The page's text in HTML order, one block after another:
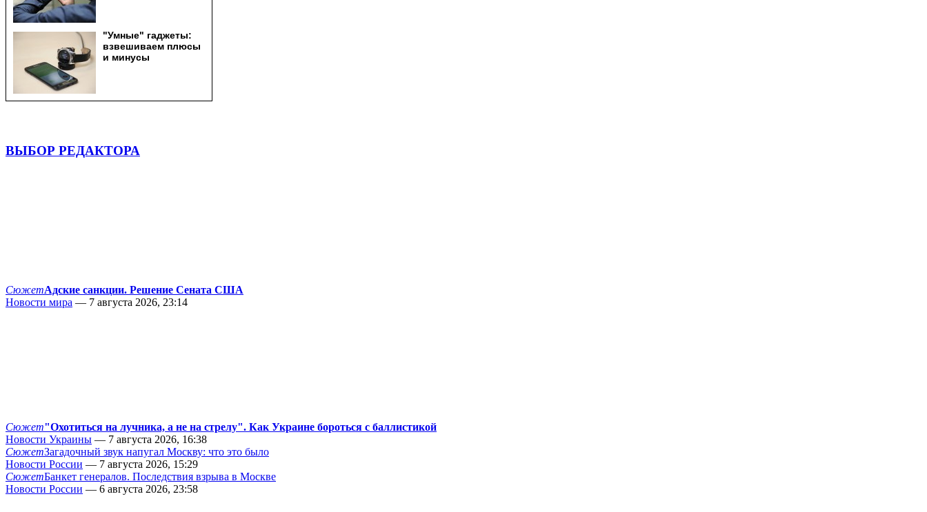
ВЫБОР РЕДАКТОРА
СюжетАдские санкции. Решение Сената США
Новости мира — 7 августа 2026, 23:14
Сюжет"Охотиться на лучника, а не на стрелу". Как Украине бороться с баллистикой
Новости Украины — 7 августа 2026, 16:38
СюжетЗагадочный звук напугал Москву: что это было
Новости России — 7 августа 2026, 15:29
СюжетБанкет генералов. Последствия взрыва в Москве
Новости России — 6 августа 2026, 23:58